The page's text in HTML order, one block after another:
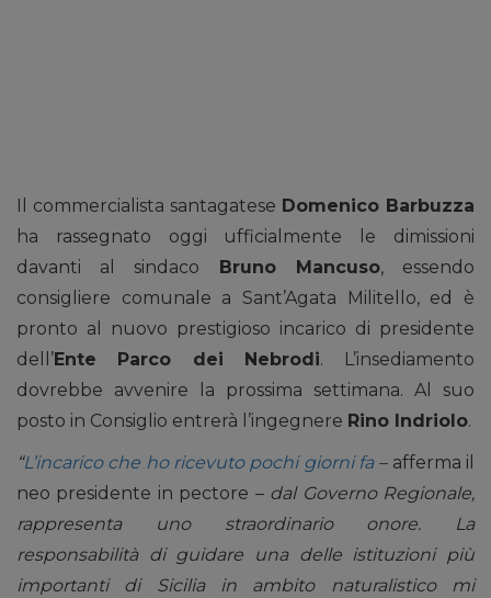
Il commercialista santagatese Domenico Barbuzza
ha rassegnato oggi ufficialmente le dimissioni
davanti al sindaco Bruno Mancuso, essendo
consigliere comunale a Sant’Agata Militello, ed è
pronto al nuovo prestigioso incarico di presidente
dell’Ente Parco dei Nebrodi. L’insediamento
dovrebbe avvenire la prossima settimana. Al suo
posto in Consiglio entrerà l’ingegnere Rino Indriolo.
“L’incarico che ho ricevuto pochi giorni fa–afferma il
neo presidente in pectore – dal Governo Regionale,
rappresenta uno straordinario onore. La
responsabilità di guidare una delle istituzioni più
importanti di Sicilia in ambito naturalistico mi